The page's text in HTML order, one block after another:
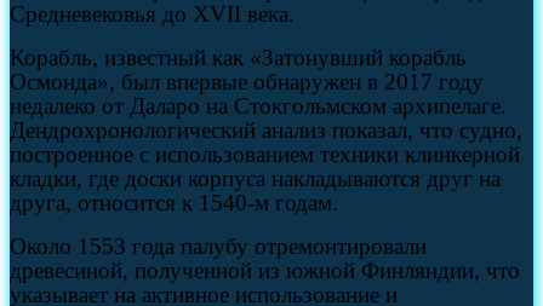
Средневековья до XVII века.
Корабль, известный как «Затонувший корабль
Осмонда», был впервые обнаружен в 2017 году
недалеко от Даларо на Стокгольмском архипелаге.
Дендрохронологический анализ показал, что судно,
построенное с использованием техники клинкерной
кладки, где доски корпуса накладываются друг на
друга, относится к 1540-м годам.
Около 1553 года палубу отремонтировали
древесиной, полученной из южной Финляндии, что
указывает на активное использование и